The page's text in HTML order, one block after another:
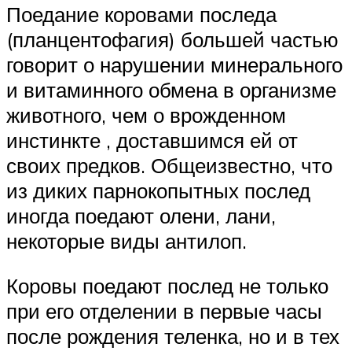
Поедание коровами последа
(планцентофагия) большей частью
говорит о нарушении минерального
и витаминного обмена в организме
животного, чем о врожденном
инстинкте , доставшимся ей от
своих предков. Общеизвестно, что
из диких парнокопытных послед
иногда поедают олени, лани,
некоторые виды антилоп.
Коровы поедают послед не только
при его отделении в первые часы
после рождения теленка, но и в тех